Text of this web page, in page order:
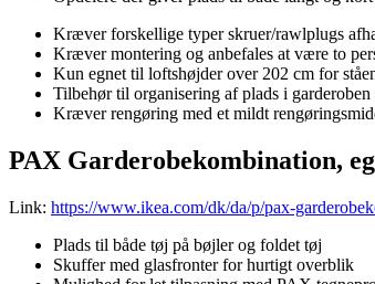
Kræver forskellige typer skruer/rawlplugs
Kræver montering og anbefales at være to
Kun egnet til loftshøjder over 202 cm for
Tilbehør til organisering af plads i garderoben
Kræver rengøring med et mildt
PAX Garderobekombination,
Link: https://www.ikea.com/dk/da/p/pax-
Plads til både tøj på bøjler og foldet tøj
Skuffer med glasfronter for hurtigt overblik